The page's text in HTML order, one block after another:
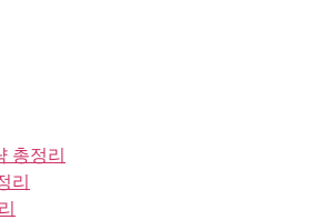
총정리
리